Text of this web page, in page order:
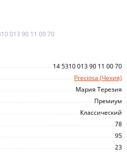
013 90 11 00 70
14 5310 013 90 11 00 70
Preciosa (Чехия)
Мария Терезия
Премиум
Классический
78
95
23